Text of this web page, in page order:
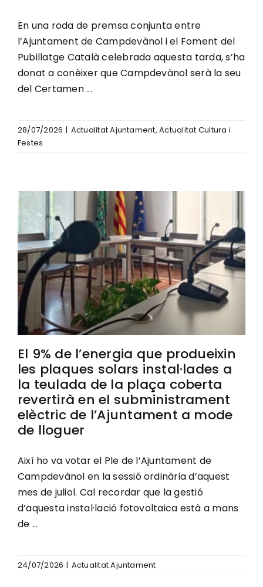
En una roda de premsa conjunta entre
l’Ajuntament de Campdevànol i el Foment del
Pubillatge Català celebrada aquesta tarda, s’ha
donat a conèixer que Campdevànol serà la seu
del Certamen ...
28/07/2026 | Actualitat Ajuntament,Actualitat Cultura i
Festes
El 9% de l’energia que produeixin
les plaques solars instal·lades a
la teulada de la plaça coberta
revertirà en el subministrament
elèctric de l’Ajuntament a mode
de lloguer
Així ho va votar el Ple de l’Ajuntament de
Campdevànol en la sessió ordinària d’aquest
mes de juliol. Cal recordar que la gestió
d’aquesta instal·lació fotovoltaica està a mans
de ...
24/07/2026 | Actualitat Ajuntament